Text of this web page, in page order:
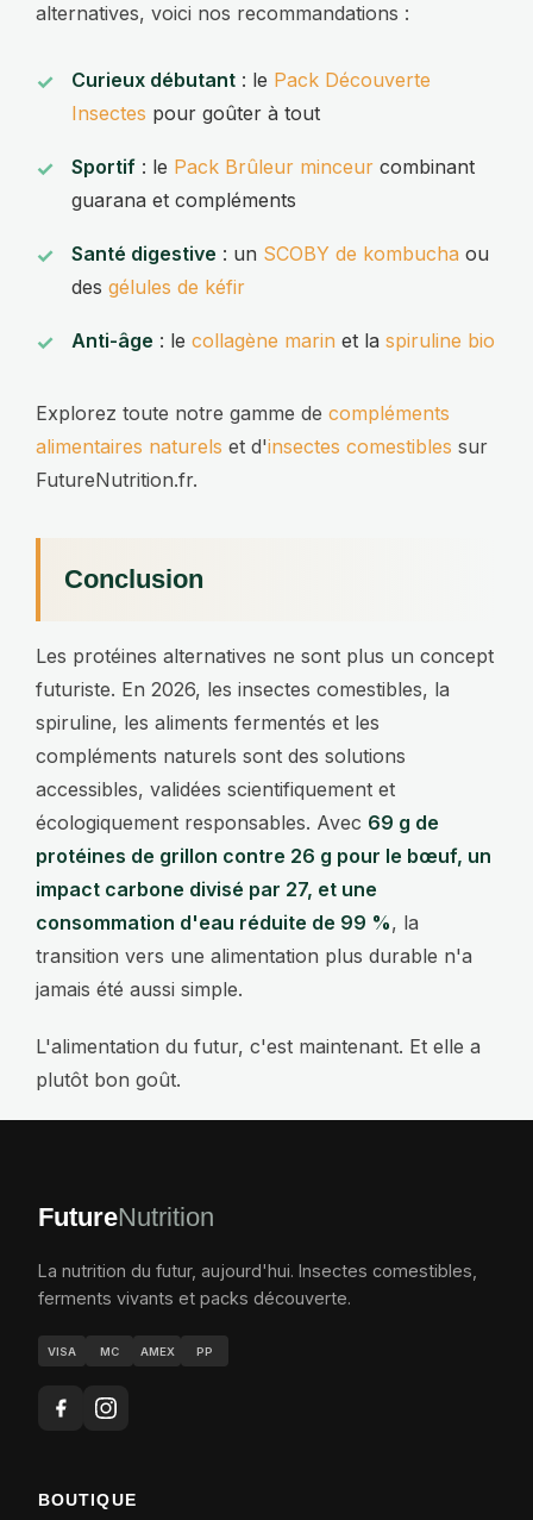
alternatives, voici nos recommandations :
Curieux débutant : le Pack Découverte
Insectes pour goûter à tout
Sportif : le Pack Brûleur minceur combinant
guarana et compléments
Santé digestive : un SCOBY de kombucha ou
des gélules de kéfir
Anti-âge : le collagène marin et la spiruline bio
Explorez toute notre gamme de compléments
alimentaires naturels et d'insectes comestibles sur
FutureNutrition.fr.
Conclusion
Les protéines alternatives ne sont plus un concept
futuriste. En 2026, les insectes comestibles, la
spiruline, les aliments fermentés et les
compléments naturels sont des solutions
accessibles, validées scientifiquement et
écologiquement responsables. Avec 69 g de
protéines de grillon contre 26 g pour le bœuf, un
impact carbone divisé par 27, et une
consommation d'eau réduite de 99 %, la
transition vers une alimentation plus durable n'a
jamais été aussi simple.
L'alimentation du futur, c'est maintenant. Et elle a
plutôt bon goût.
FutureNutrition
La nutrition du futur, aujourd'hui. Insectes comestibles,
ferments vivants et packs découverte.
VISA MC AMEX PP
BOUTIQUE